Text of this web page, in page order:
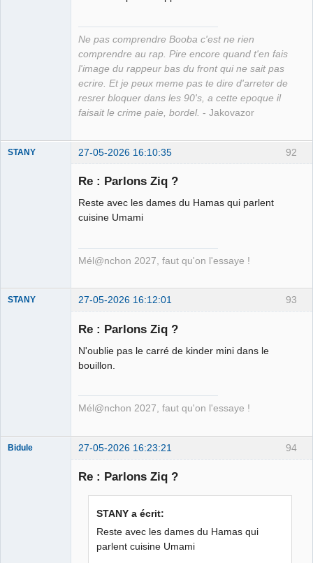
Ne pas comprendre Booba c'est ne rien
comprendre au rap. Pire encore quand t'en fais
l'image du rappeur bas du front qui ne sait pas
ecrire. Et je peux meme pas te dire d'arreter de
resrer bloquer dans les 90's, a cette epoque il
faisait le crime paie, bordel. - Jakovazor
92
STANY 27-05-2026 16:10:35
Re : Parlons Ziq ?
Reste avec les dames du Hamas qui parlent
cuisine Umami
Mél@nchon 2027, faut qu'on l'essaye !
93
STANY 27-05-2026 16:12:01
Re : Parlons Ziq ?
N'oublie pas le carré de kinder mini dans le
bouillon.
Mél@nchon 2027, faut qu'on l'essaye !
94
Bidule 27-05-2026 16:23:21
Re : Parlons Ziq ?
STANY a écrit:
Reste avec les dames du Hamas qui
parlent cuisine Umami